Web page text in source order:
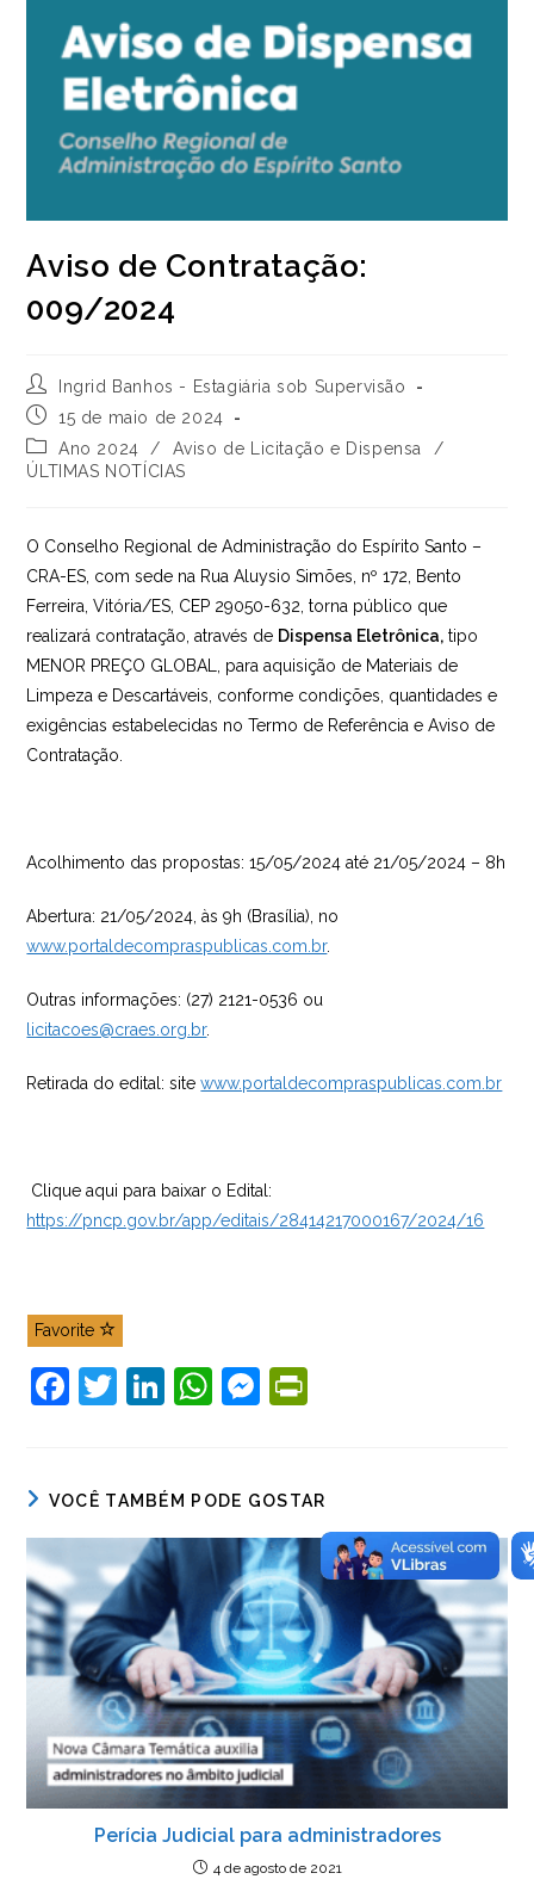
Aviso de Contratação:
009/2024
Autor
do
post:
Ingrid Banhos - Estagiária sob Supervisão
Post
publicado:
15 de maio de 2024
Categoria
do
Ano 2024 / Aviso de Licitação e Dispensa
/
ÚLTIMAS NOTÍCIAS
O Conselho Regional de Administração do Espírito Santo –
CRA-ES, com sede na Rua Aluysio Simões, nº 172, Bento
Ferreira, Vitória/ES, CEP 29050-632, torna público que
realizará contratação, através de Dispensa Eletrônica, tipo
MENOR PREÇO GLOBAL, para aquisição de Materiais de
Limpeza e Descartáveis, conforme condições, quantidades e
exigências estabelecidas no Termo de Referência e Aviso de
Contratação.
Acolhimento das propostas: 15/05/2024 até 21/05/2024 – 8h
Abertura: 21/05/2024, às 9h (Brasília), no
www.portaldecompraspublicas.com.br.
Outras informações: (27) 2121-0536 ou
licitacoes@craes.org.br.
Retirada do edital: sitewww.portaldecompraspublicas.com.br
Clique aqui para baixar o Edital:
https://pncp.gov.br/app/editais/28414217000167/2024/16
Favorite
F
e
b
o
o
k
T
er
Li
e
dI
n
W
s
A
p
p
M
e
n
g
er
ri
e
n
dl
y
VOCÊ TAMBÉM PODE GOSTAR
Perícia Judicial para administradores
4 de agosto de 2021